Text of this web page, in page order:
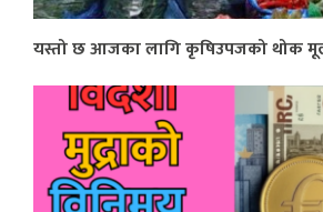
यस्तो छ आजका लागि कृषिउपजको थोक